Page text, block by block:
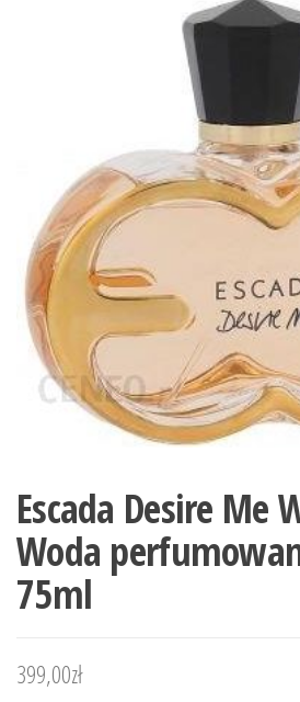
Escada Desire Me
Woda
75ml
399,00zł